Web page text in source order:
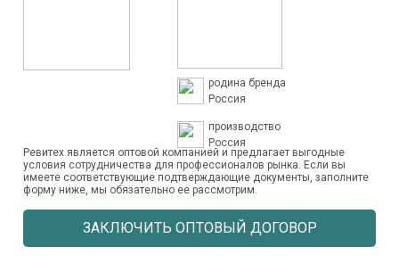
родина бренда
Россия
производство
Россия
Ревитех является оптовой компанией и предлагает выгодные
условия сотрудничества для профессионалов рынка. Если вы
имеете соответствующие подтверждающие документы, заполните
форму ниже, мы обязательно ее рассмотрим.
ЗАКЛЮЧИТЬ ОПТОВЫЙ ДОГОВОР